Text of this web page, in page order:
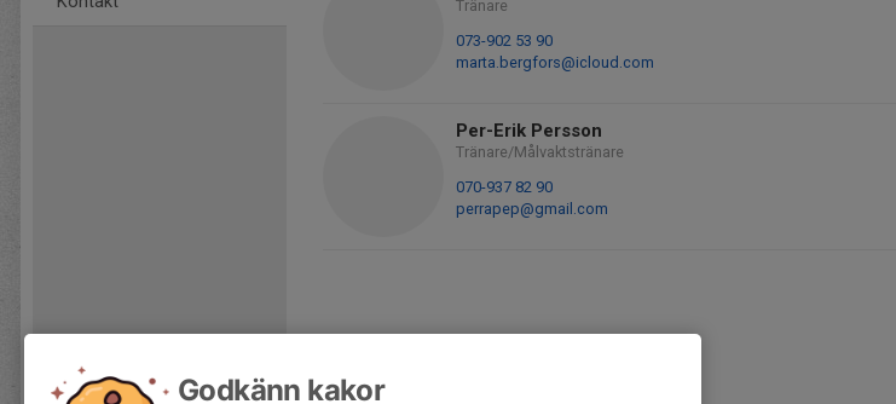
Tränare
073-902 53 90
marta.bergfors@icloud.com
Per-Erik Persson
Tränare/Målvaktstränare
070-937 82 90
perrapep@gmail.com
Godkänn kakor